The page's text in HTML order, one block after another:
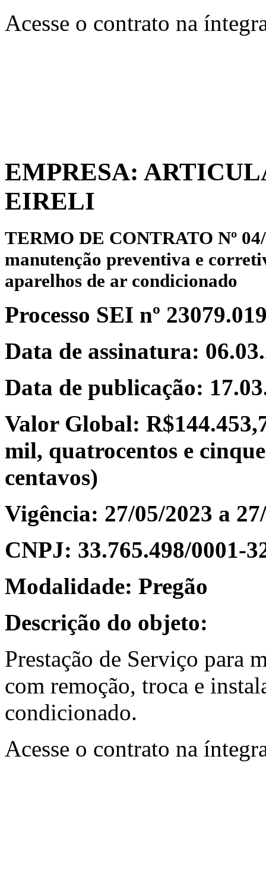
Acesse o contrato na
EMPRESA:
EIRELI
TERMO DE CONTRATO Nº
manutenção preventiva e
aparelhos de ar condicionado
Processo SEI nº 23079.
Data de assinatura:
Data de publicação:
Valor Global:
mil, quatrocentos e
centavos)
Vigência: 27/05/2023 a
CNPJ: 33.765.498/0001-
Modalidade: Pregão
Descrição do objeto:
Prestação de Serviço para
com remoção, troca e
condicionado.
Acesse o contrato na